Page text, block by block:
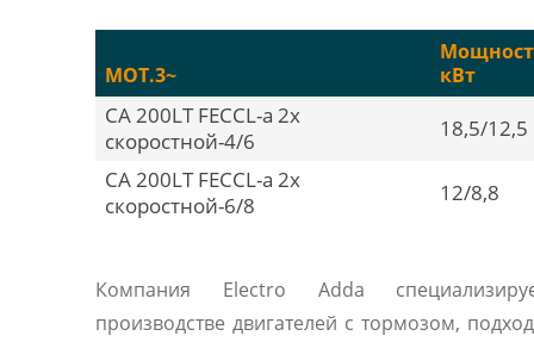
MOT.3~
кВт
CA 200LT FECCL-a 2х
скоростной-4/6
18,5/12,5
CA 200LT FECCL-a 2х
скоростной-6/8
12/8,8
Компания Electro Adda
производстве двигателей с тормозом,